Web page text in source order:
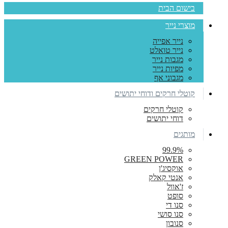
בישום הבית
מוצרי נייר
נייר אפייה
נייר טואלט
מגבות נייר
מפיות נייר
מגבוני אף
קוטלי חרקים ודוחי יתושים
קוטלי חרקים
דוחי יתושים
מותגים
99.9%
GREEN POWER
אוקסיג'ן
אנטי קאלק
ז'אוול
סופט
סנו די
סנו סושי
סנובון